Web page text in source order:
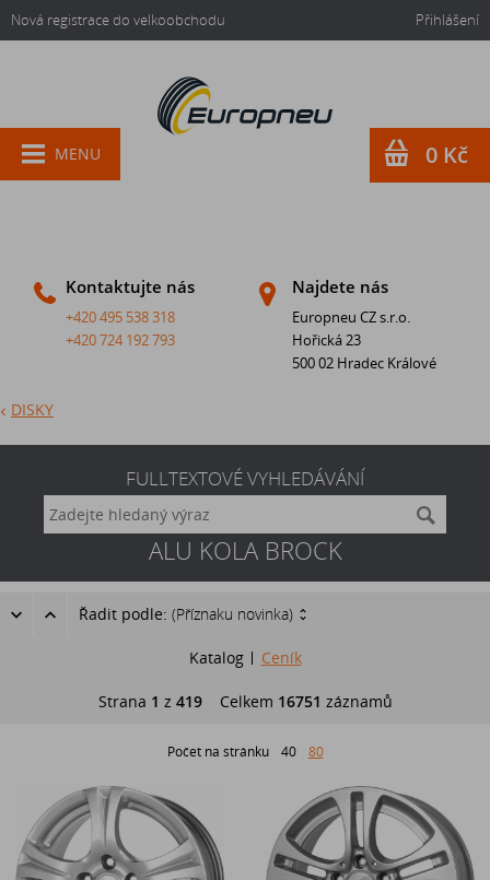
Nová registrace do velkoobchodu Přihlášení
Kontaktujte nás
+420 495 538 318
+420 724 192 793
Najdete nás
Europneu CZ s.r.o.
Hořická 23
500 02 Hradec Králové
MENU 0 Kč
DISKY
FULLTEXTOVÉ VYHLEDÁVÁNÍ
ALU KOLA BROCK
Řadit podle: (Příznaku novinka)
Katalog Ceník
Strana 1 z 419Celkem 16751 záznamů
Počet na stránku 40 80